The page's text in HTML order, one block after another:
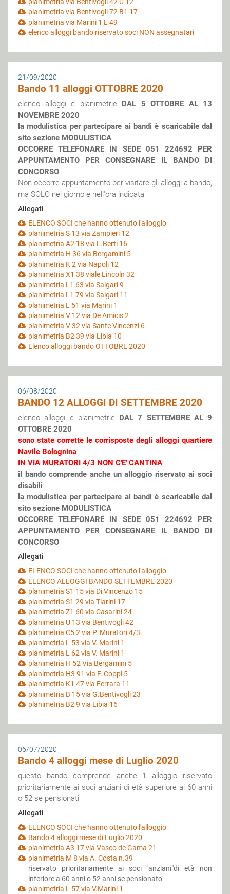
planimetria via Bentivogli 72 B1 17
planimetria via Marini 1 L 49
elenco alloggi bando riservato soci NON assegnatari
21/09/2020
Bando 11 alloggi OTTOBRE 2020
elenco alloggi e planimetrie DAL 5 OTTOBRE AL 13
NOVEMBRE 2020
la modulistica per partecipare ai bandi è scaricabile dal
sito sezione MODULISTICA
OCCORRE TELEFONARE IN SEDE 051 224692 PER
APPUNTAMENTO PER CONSEGNARE IL BANDO DI
CONCORSO
Non occorre appuntamento per visitare gli alloggi a bando,
ma SOLO nel giorno e nell'ora indicata
Allegati
ELENCO SOCI che hanno ottenuto l'alloggio
planimetria S 13 via Zampieri 12
planimetria A2 18 via L.Berti 16
planimetria H 36 via Bergamini 5
planimetria K 2 via Napoli 12
planimetria X1 38 viale Lincoln 32
planimetria L1 63 via Salgari 9
planimetria L1 79 via Salgari 11
planimetria L 51 via Marini 1
planimetria V 12 via De Amicis 2
planimetria V 32 via Sante Vincenzi 6
planimetria B2 39 via Libia 10
Elenco alloggi bando OTTOBRE 2020
06/08/2020
BANDO 12 ALLOGGI DI SETTEMBRE 2020
elenco alloggi e planimetrie DAL 7 SETTEMBRE AL 9
OTTOBRE 2020
sono state corrette le corrisposte degli alloggi quartiere
Navile Bolognina
IN VIA MURATORI 4/3 NON C'E' CANTINA
il bando comprende anche un alloggio riservato ai soci
disabili
la modulistica per partecipare ai bandi è scaricabile dal
sito sezione MODULISTICA
OCCORRE TELEFONARE IN SEDE 051 224692 PER
APPUNTAMENTO PER CONSEGNARE IL BANDO DI
CONCORSO
Allegati
ELENCO SOCI che hanno ottenuto l'alloggio
ELENCO ALLOGGI BANDO SETTEMBRE 2020
planimetria S1 15 via Di Vincenzo 15
planimetria S1 29 via Tiarini 17
planimetria Z1 60 via Casarini 24
planimetria U 13 via Bentivogli 42
planimetria C5 2 via P. Muratori 4/3
planimetria L 53 via V. Marini 1
planimetria L 62 via V. Marini 1
planimetria H 52 Via Bergamini 5
planimetria H3 91 via F. Coppi 5
planimetria K1 47 via Ferrara 11
planimetria B 15 via G.Bentivogli 23
planimetria B2 9 via Libia 16
06/07/2020
Bando 4 alloggi mese di Luglio 2020
questo bando comprende anche 1 alloggio riservato
prioritariamente ai soci anziani di età superiore ai 60 anni
o 52 se pensionati
Allegati
ELENCO SOCI che hanno ottenuto l'alloggio
Bando 4 alloggi mese di Luglio 2020
planimetria A3 17 via Vasco de Gama 21
planimetria M 8 via A. Costa n.39
riservato prioritariamente ai soci "anziani"di età non
inferiore a 60 anni o 52 anni se pensionato
planimetria L 57 via V.Marini 1